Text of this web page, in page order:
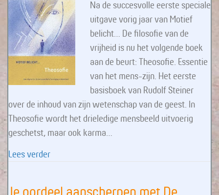
Na de succesvolle eerste speciale
uitgave vorig jaar van Motief
belicht… De filosofie van de
vrijheid is nu het volgende boek
aan de beurt: Theosofie. Essentie
van het mens-zijn. Het eerste
basisboek van Rudolf Steiner
over de inhoud van zijn wetenschap van de geest. In
Theosofie wordt het drieledige mensbeeld uitvoerig
geschetst, maar ook karma…
Lees verderabout Inhoud van de wetenschap van de
Je oordeel aanscherpen met De